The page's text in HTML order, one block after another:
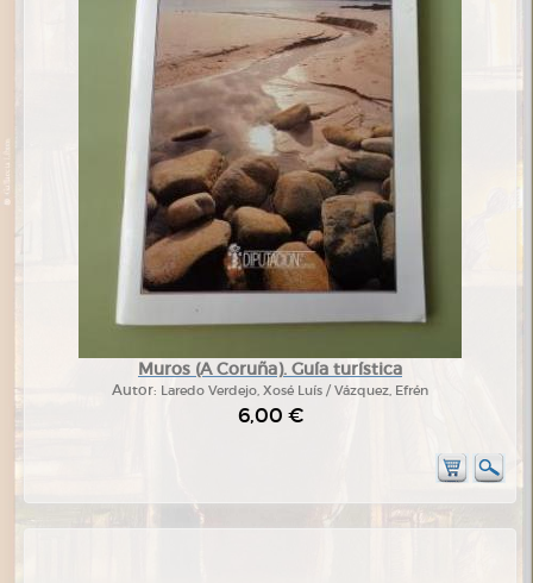
Muros (A Coruña). Guía turística
Autor: Laredo Verdejo, Xosé Luís / Vázquez, Efrén
6,00 €